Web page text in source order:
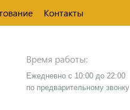
Контакты
Время работы:
Ежедневно с 10:00 до 22:00
​по предварительному звонку